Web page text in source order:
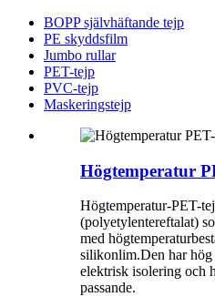
BOPP självhäftande tejp
PE skyddsfilm
Jumbo rullar
PET-tejp
PVC-tejp
Maskeringstejp
Högtemperatur
Högtemperatur-PET-
(polyetylentereftalat)
med
silikonlim.Den har hög
elektrisk isolering och
passande.